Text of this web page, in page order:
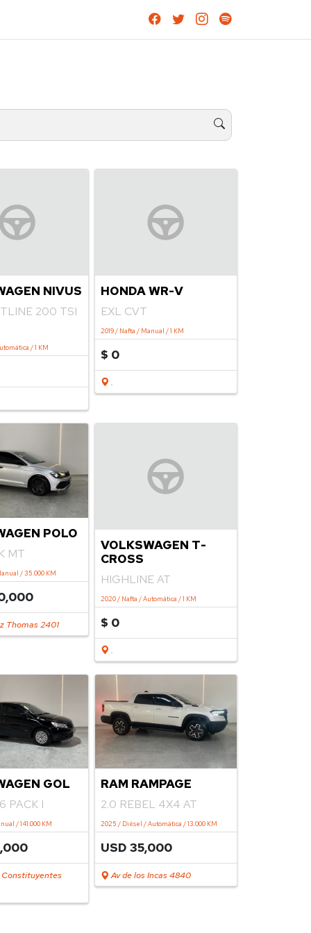
NIVUS
200 TSI
/ 1 KM
HONDA WR-V
EXL CVT
2019 / Nafta / Manual / 1 KM
$ 0
.
POLO
MT
/ 35.000 KM
Thomas 2401
VOLKSWAGEN T-
CROSS
HIGHLINE AT
2020 / Nafta / Automática / 1 KM
$ 0
.
GOL
PACK I
/ 141.000 KM
Constituyentes
RAM RAMPAGE
2.0 REBEL 4X4 AT
2025 / Diésel / Automática / 13.000 KM
USD 35,000
Av de los Incas 4840